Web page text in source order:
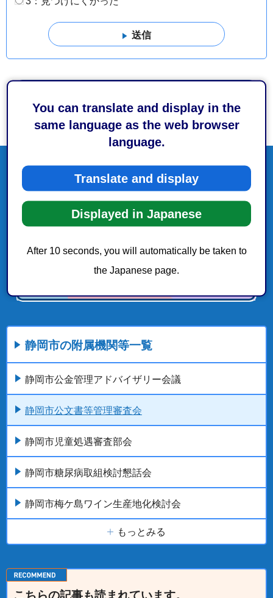
You can translate and display in the
same language as the web browser
language.
Translate and display
Displayed in Japanese
After 10 seconds, you will automatically be taken to
the Japanese page.
静岡市の附属機関等一覧
静岡市公金管理アドバイザリー会議
静岡市公文書等管理審査会
静岡市児童処遇審査部会
静岡市糖尿病取組検討懇話会
静岡市梅ケ島ワイン生産地化検討会
もっとみる
こちらの記事も読まれています。